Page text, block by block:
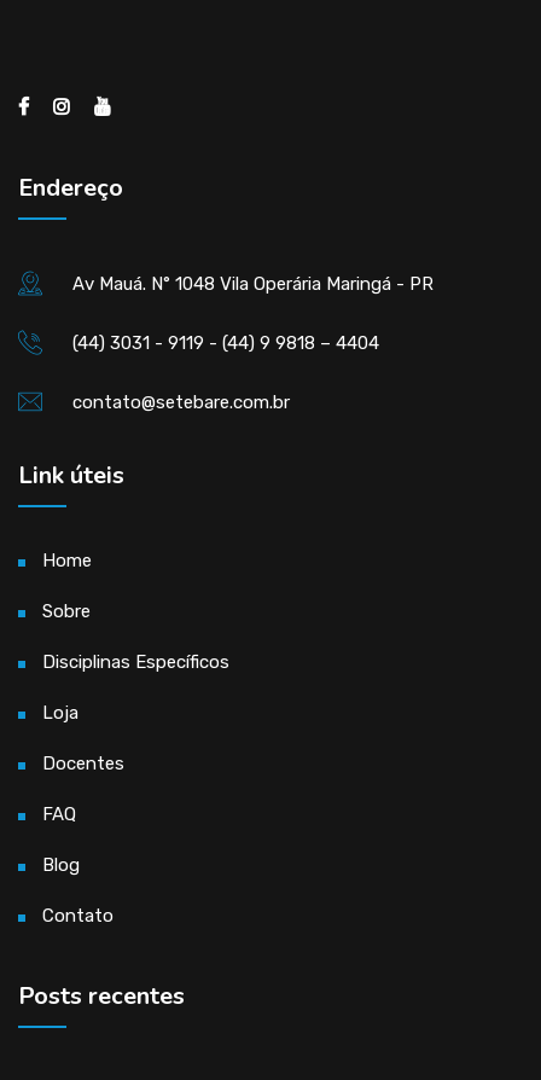
Endereço
Av Mauá. N° 1048 Vila Operária Maringá - PR
(44) 3031 - 9119 - (44) 9 9818 – 4404
contato@setebare.com.br
Link úteis
Home
Sobre
Disciplinas Específicos
Loja
Docentes
FAQ
Blog
Contato
Posts recentes